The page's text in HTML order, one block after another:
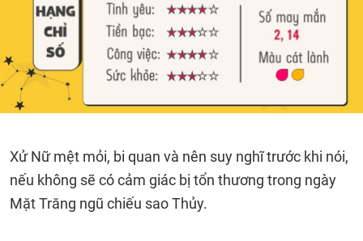
Xử Nữ mệt mỏi, bi quan và nên suy nghĩ trước khi nói,
nếu không sẽ có cảm giác bị tổn thương trong ngày
Mặt Trăng ngũ chiếu sao Thủy.